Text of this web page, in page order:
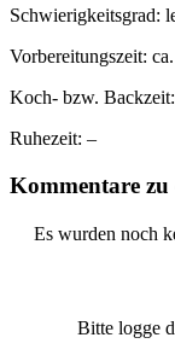
Schwierigkeitsgrad:
Vorbereitungszeit:
Koch- bzw. Backzeit:
Ruhezeit: –
Kommentare zu
Es wurden noch
Bitte logge